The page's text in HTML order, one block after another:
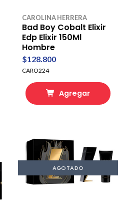
CAROLINA HERRERA
Bad Boy Cobalt Elixir
Edp Elixir 150Ml
Hombre
$128.800
CARO224
Agregar
AGOTADO